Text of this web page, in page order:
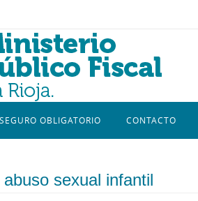
SEGURO OBLIGATORIO CONTACTO
sexual infantil